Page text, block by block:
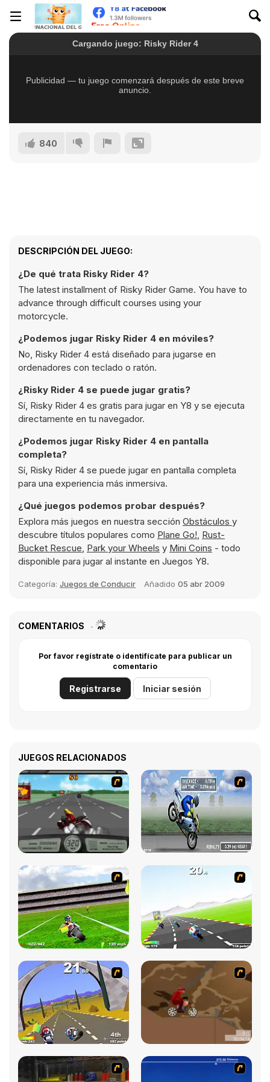
840
DESCRIPCIÓN DEL JUEGO:
¿De qué trata Risky Rider 4?
The latest installment of Risky Rider Game. You have to
advance through difficult courses using your
motorcycle.
¿Podemos jugar Risky Rider 4 en móviles?
No, Risky Rider 4 está diseñado para jugarse en
ordenadores con teclado o ratón.
¿Risky Rider 4 se puede jugar gratis?
Sí, Risky Rider 4 es gratis para jugar en Y8 y se ejecuta
directamente en tu navegador.
¿Podemos jugar Risky Rider 4 en pantalla
completa?
Sí, Risky Rider 4 se puede jugar en pantalla completa
para una experiencia más inmersiva.
¿Qué juegos podemos probar después?
Explora más juegos en nuestra sección Obstáculos y
descubre títulos populares como Plane Go!, Rust-
Bucket Rescue, Park your Wheels y Mini Coins - todo
disponible para jugar al instante en Juegos Y8.
Categoría: Juegos de Conducir Añadido 05 abr 2009
COMENTARIOS
Por favor regístrate o identifícate para publicar un
comentario
Registrarse Iniciar sesión
JUEGOS RELACIONADOS